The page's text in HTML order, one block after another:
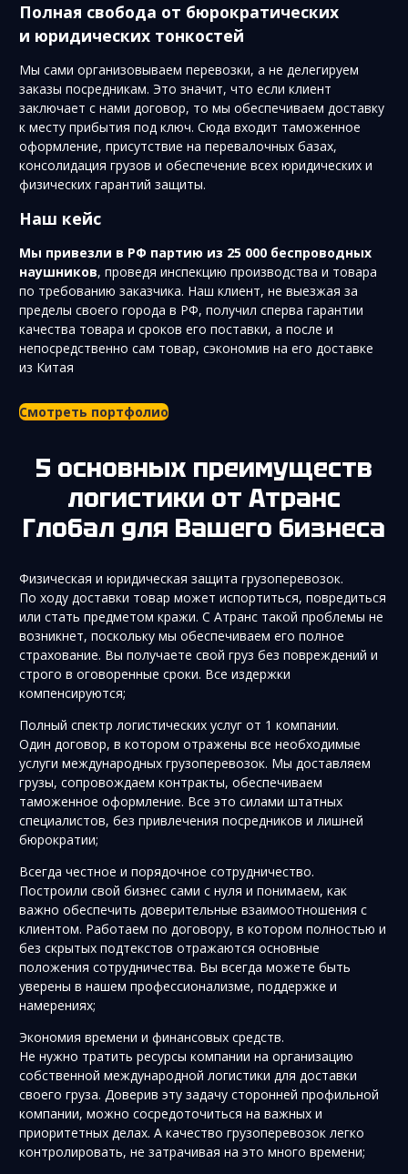
Полная свобода от бюрократических
и юридических тонкостей
Мы сами организовываем перевозки, а не делегируем
заказы посредникам. Это значит, что если клиент
заключает с нами договор, то мы обеспечиваем доставку
к месту прибытия под ключ. Сюда входит таможенное
оформление, присутствие на перевалочных базах,
консолидация грузов и обеспечение всех юридических и
физических гарантий защиты.
Наш кейс
Мы привезли в РФ партию из 25 000 беспроводных
наушников, проведя инспекцию производства и товара
по требованию заказчика. Наш клиент, не выезжая за
пределы своего города в РФ, получил сперва гарантии
качества товара и сроков его поставки, а после и
непосредственно сам товар, сэкономив на его доставке
из Китая
Смотреть портфолио
5 основных преимуществ
логистики от Атранс
Глобал для Вашего бизнеса
Физическая и юридическая защита грузоперевозок.
По ходу доставки товар может испортиться, повредиться
или стать предметом кражи. С Атранс такой проблемы не
возникнет, поскольку мы обеспечиваем его полное
страхование. Вы получаете свой груз без повреждений и
строго в оговоренные сроки. Все издержки
компенсируются;
Полный спектр логистических услуг от 1 компании.
Один договор, в котором отражены все необходимые
услуги международных грузоперевозок. Мы доставляем
грузы, сопровождаем контракты, обеспечиваем
таможенное оформление. Все это силами штатных
специалистов, без привлечения посредников и лишней
бюрократии;
Всегда честное и порядочное сотрудничество.
Построили свой бизнес сами с нуля и понимаем, как
важно обеспечить доверительные взаимоотношения с
клиентом. Работаем по договору, в котором полностью и
без скрытых подтекстов отражаются основные
положения сотрудничества. Вы всегда можете быть
уверены в нашем профессионализме, поддержке и
намерениях;
Экономия времени и финансовых средств.
Не нужно тратить ресурсы компании на организацию
собственной международной логистики для доставки
своего груза. Доверив эту задачу сторонней профильной
компании, можно сосредоточиться на важных и
приоритетных делах. А качество грузоперевозок легко
контролировать, не затрачивая на это много времени;